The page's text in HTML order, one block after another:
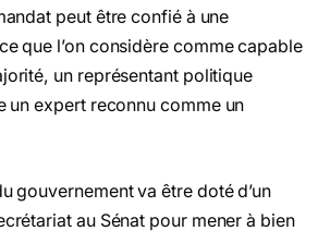
peut être confié à une
que l’on considère comme capable
un représentant politique
un expert reconnu comme un
gouvernement va être doté d’un
au Sénat pour mener à bien